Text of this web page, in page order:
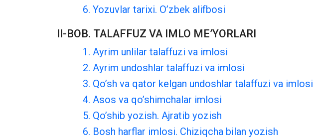
6. Yozuvlar tarixi. O’zbek alifbosi
II-BOB. TALAFFUZ VA IMLO ME’YORLARI
1. Ayrim unlilar talaffuzi va imlosi
2. Ayrim undoshlar talaffuzi va imlosi
3. Qo’sh va qator kelgan undoshlar talaffuzi va imlosi
4. Asos va qo’shimchalar imlosi
5. Qo’shib yozish. Ajratib yozish
6. Bosh harflar imlosi. Chiziqcha bilan yozish